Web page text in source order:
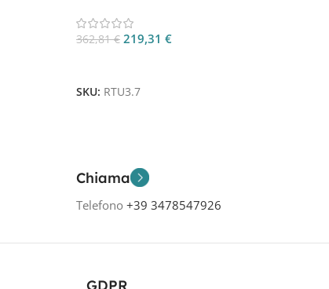
362,81€ 219,31 €
SKU: RTU3.7
Chiama
Telefono +39 3478547926